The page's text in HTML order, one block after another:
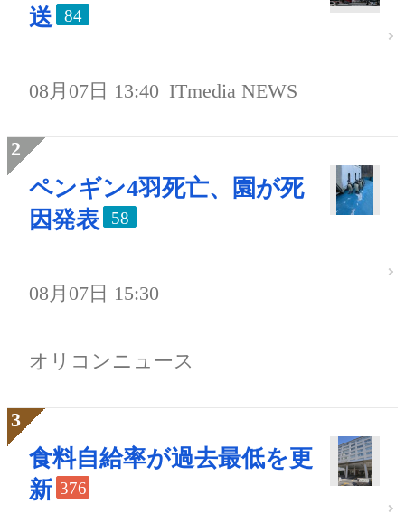
送
84
08月07日 13:40 ITmedia NEWS
ペンギン4羽死亡、園が死
因発表
58
08月07日 15:30
オリコンニュース
食料自給率が過去最低を更
新 376